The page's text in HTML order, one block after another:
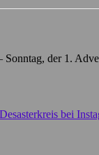
Sonntag, der 1.